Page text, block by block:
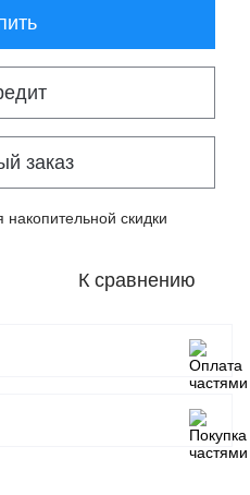
заказ
скидки
К сравнению